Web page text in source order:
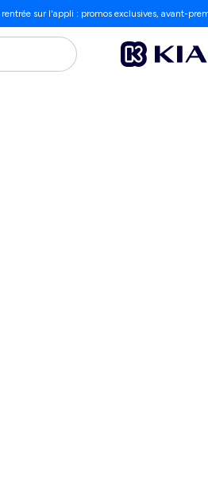
rentrée sur l'appli : promos exclusives, avant-